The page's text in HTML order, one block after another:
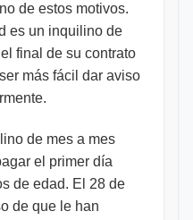
de estos motivos.
es un inquilino de
final de su contrato
más fácil dar aviso
de mes a mes
el primer día
de edad. El 28 de
de que le han